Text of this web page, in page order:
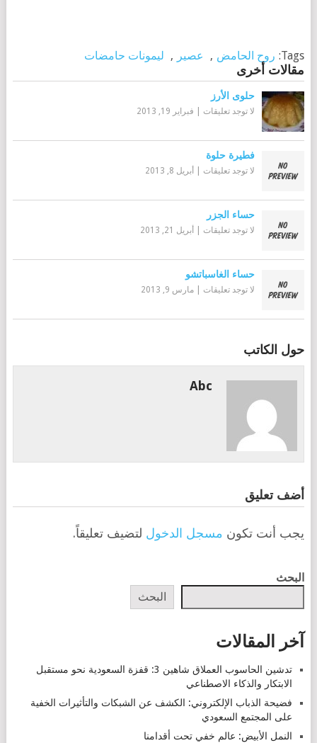
Tags: روح الحامض , عصير , ليمونات حامضات
مقالات أخرى
حلوى الأرز
لا توجد تعليقات فبراير 19, 2013
فطيرة حلوة
لا توجد تعليقات أبريل 8, 2013
حساء الجزر
لا توجد تعليقات أبريل 21, 2013
حساء الغاسباتشو
لا توجد تعليقات مارس 9, 2013
حول الكاتب
Abc
أضف تعليق
يجب أنت تكون مسجل الدخول لتضيف تعليقاً.
البحث
البحث
آخر المقالات
تدشين الحاسوب العملاق شاهين 3: قفزة السعودية نحو مستقبل
الابتكار والذكاء الاصطناعي
فضيحة الذباب الإلكتروني: الكشف عن الشبكات والتأثيرات الخفية
على المجتمع السعودي
النمل الأبيض: عالم خفي تحت أقدامنا